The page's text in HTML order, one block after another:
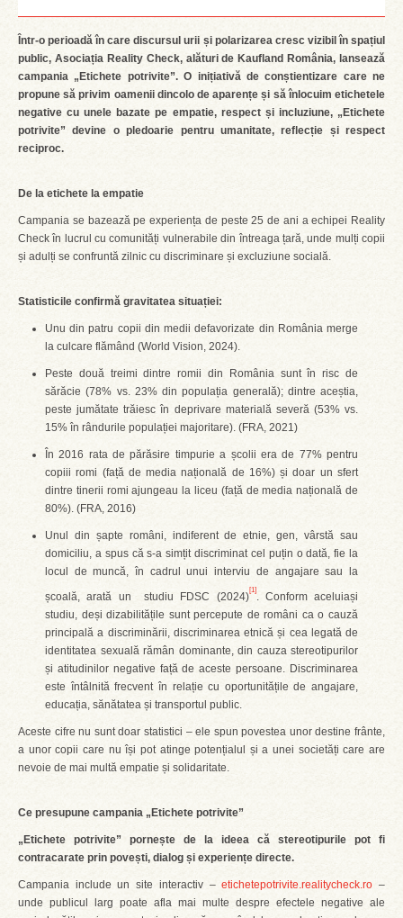
Într-o perioadă în care discursul urii și polarizarea cresc vizibil în spațiul
public, Asociația Reality Check, alături de Kaufland România, lansează
campania „Etichete potrivite”. O inițiativă de conștientizare care ne
propune să privim oamenii dincolo de aparențe și să înlocuim etichetele
negative cu unele bazate pe empatie, respect și incluziune, „Etichete
potrivite” devine o pledoarie pentru umanitate, reflecție și respect
reciproc.
De la etichete la empatie
Campania se bazează pe experiența de peste 25 de ani a echipei Reality
Check în lucrul cu comunități vulnerabile din întreaga țară, unde mulți copii
și adulți se confruntă zilnic cu discriminare și excluziune socială.
Statisticile confirmă gravitatea situației:
Unu din patru copii din medii defavorizate din România merge
la culcare flămând (World Vision, 2024).
Peste două treimi dintre romii din România sunt în risc de
sărăcie (78% vs. 23% din populația generală); dintre aceștia,
peste jumătate trăiesc în deprivare materială severă (53% vs.
15% în rândurile populației majoritare). (FRA, 2021)
În 2016 rata de părăsire timpurie a școlii era de 77% pentru
copiii romi (față de media națională de 16%) și doar un sfert
dintre tinerii romi ajungeau la liceu (față de media națională de
80%). (FRA, 2016)
Unul din șapte români, indiferent de etnie, gen, vârstă sau
domiciliu, a spus că s-a simțit discriminat cel puțin o dată, fie la
locul de muncă, în cadrul unui interviu de angajare sau la
școală, arată un studiu FDSC (2024)
[1]
. Conform aceluiași
studiu, deși dizabilitățile sunt percepute de români ca o cauză
principală a discriminării, discriminarea etnică și cea legată de
identitatea sexuală rămân dominante, din cauza stereotipurilor
și atitudinilor negative față de aceste persoane. Discriminarea
este întâlnită frecvent în relație cu oportunitățile de angajare,
educația, sănătatea și transportul public.
Aceste cifre nu sunt doar statistici – ele spun povestea unor destine frânte,
a unor copii care nu își pot atinge potențialul și a unei societăți care are
nevoie de mai multă empatie și solidaritate.
Ce presupune campania „Etichete potrivite”
„Etichete potrivite” pornește de la ideea că stereotipurile pot fi
contracarate prin povești, dialog și experiențe directe.
Campania include un site interactiv –etichetepotrivite.realitycheck.ro –
unde publicul larg poate afla mai multe despre efectele negative ale